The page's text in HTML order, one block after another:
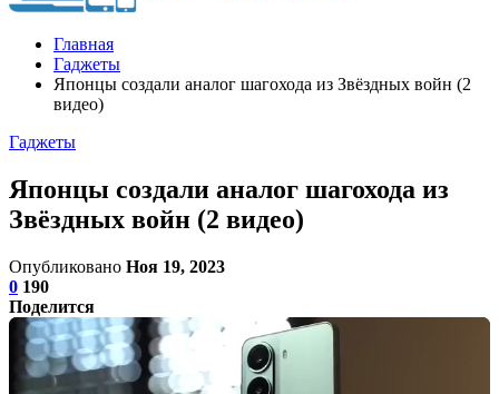
Главная
Гаджеты
Японцы создали аналог шагохода из Звёздных войн (2
видео)
Гаджеты
Японцы создали аналог шагохода из
Звёздных войн (2 видео)
Опубликовано Ноя 19, 2023
0 190
Поделится